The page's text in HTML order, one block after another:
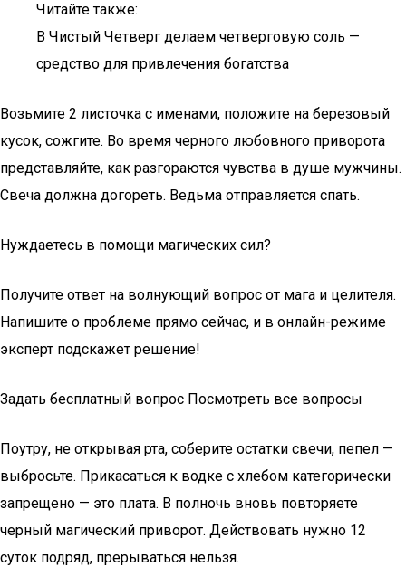
Читайте также:
В Чистый Четверг делаем четверговую соль —
средство для привлечения богатства
Возьмите 2 листочка с именами, положите на березовый
кусок, сожгите. Во время черного любовного приворота
представляйте, как разгораются чувства в душе мужчины.
Свеча должна догореть. Ведьма отправляется спать.
Нуждаетесь в помощи магических сил?
Получите ответ на волнующий вопрос от мага и целителя.
Напишите о проблеме прямо сейчас, и в онлайн-режиме
эксперт подскажет решение!
Задать бесплатный вопрос Посмотреть все вопросы
Поутру, не открывая рта, соберите остатки свечи, пепел —
выбросьте. Прикасаться к водке с хлебом категорически
запрещено — это плата. В полночь вновь повторяете
черный магический приворот. Действовать нужно 12
суток подряд, прерываться нельзя.